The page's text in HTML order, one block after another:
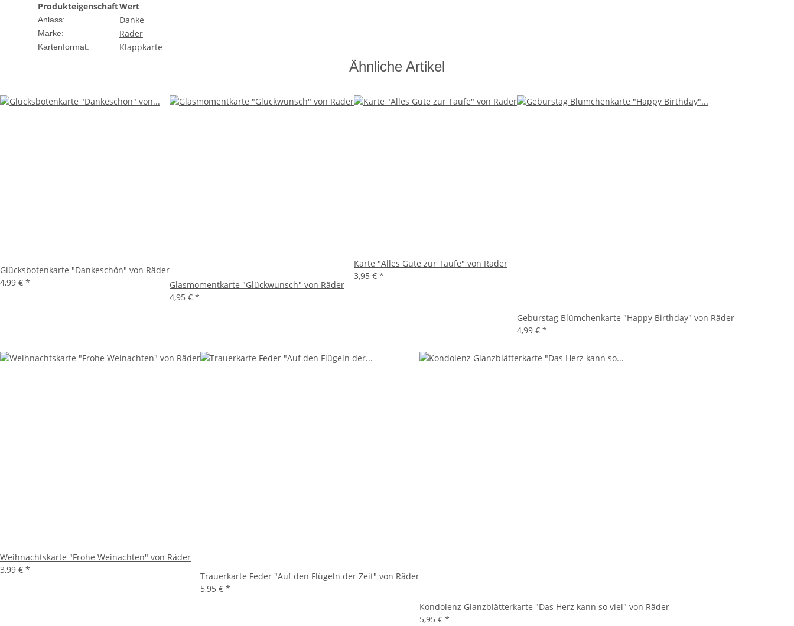
ProdukteigenschaftWert
Anlass: Danke
Marke: Räder
Kartenformat: Klappkarte
Ähnliche Artikel
Glücksbotenkarte "Dankeschön" von Räder
4,99 € *
Glasmomentkarte "Glückwunsch" von Räder
4,95 € *
Karte "Alles Gute zur Taufe" von Räder
3,95 € *
Geburstag Blümchenkarte "Happy Birthday" von Räder
4,99 € *
Weihnachtskarte "Frohe Weinachten" von Räder
3,99 € *
Trauerkarte Feder "Auf den Flügeln der Zeit" von Räder
5,95 € *
Kondolenz Glanzblätterkarte "Das Herz kann so viel" von Räder
5,95 € *